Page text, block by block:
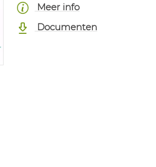
Meer info
Documenten